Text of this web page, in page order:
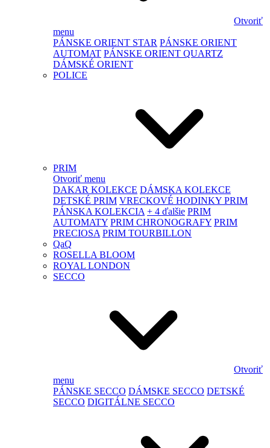
Otvoriť
menu
PÁNSKE ORIENT STAR PÁNSKE ORIENT
AUTOMAT PÁNSKE ORIENT QUARTZ
DÁMSKÉ ORIENT
POLICE
PRIM
Otvoriť menu
DAKAR KOLEKCE DÁMSKA KOLEKCE
DETSKÉ PRIM VRECKOVÉ HODINKY PRIM
PÁNSKA KOLEKCIA + 4 ďalšie PRIM
AUTOMATY PRIM CHRONOGRAFY PRIM
PRECIOSA PRIM TOURBILLON
QaQ
ROSELLA BLOOM
ROYAL LONDON
SECCO
Otvoriť
menu
PÁNSKE SECCO DÁMSKE SECCO DETSKÉ
SECCO DIGITÁLNE SECCO